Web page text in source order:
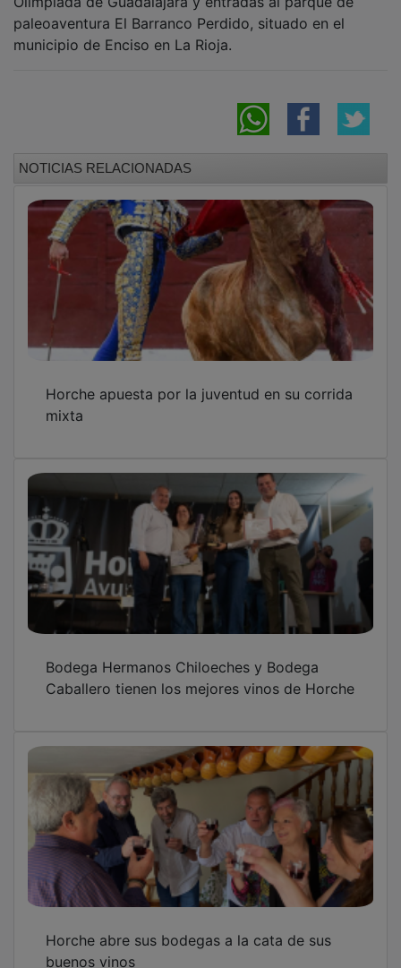
paleoaventura El Barranco Perdido, situado en el
municipio de Enciso en La Rioja.
mixta
Caballero tienen los mejores vinos de Horche
buenos vinos